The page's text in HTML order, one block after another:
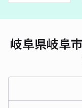
岐阜県岐阜